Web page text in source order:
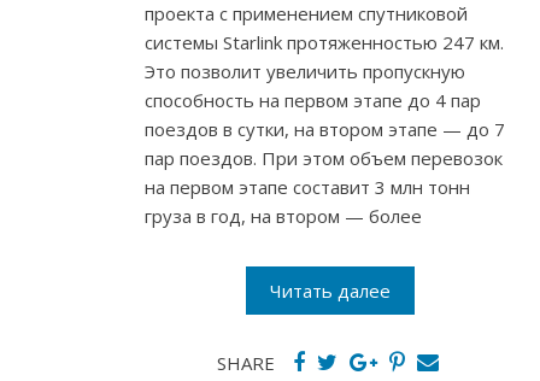
проекта с применением спутниковой
системы Starlink протяженностью 247 км.
Это позволит увеличить пропускную
способность на первом этапе до 4 пар
поездов в сутки, на втором этапе — до 7
пар поездов. При этом объем перевозок
на первом этапе составит 3 млн тонн
груза в год, на втором — более
Читать далее
SHARE